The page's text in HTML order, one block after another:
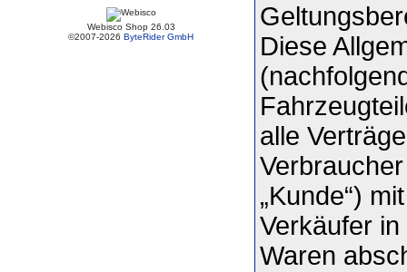
Webisco Shop 26.03
©2007-2026 ByteRider GmbH
Diese
alle
„Kunde“)
Verkäufer
Waren